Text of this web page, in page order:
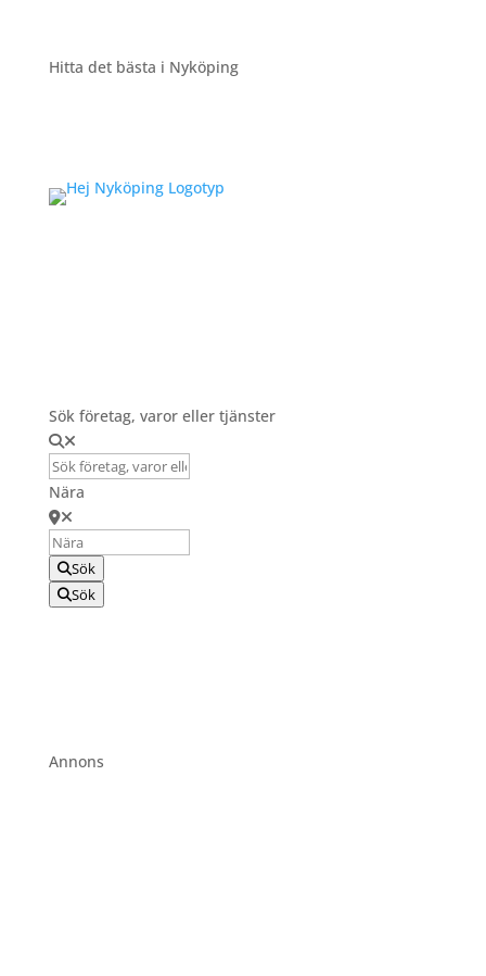
Hitta det bästa i Nyköping
Sök företag, varor eller tjänster
Nära
Sök
Sök
Annons